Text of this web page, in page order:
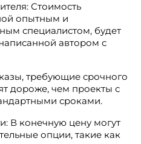
Стоимость
опытным и
специалистом, будет
автором с
требующие срочного
дороже, чем проекты с
сроками.
В конечную цену могут
опции, такие как